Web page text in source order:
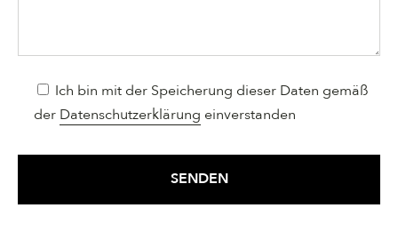
Ich bin mit der Speicherung dieser Daten gemäß
der Datenschutzerklärung einverstanden